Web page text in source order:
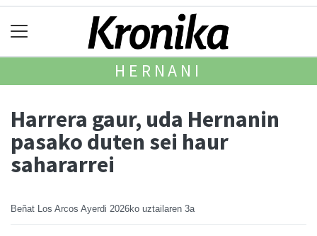
HERNANI
Harrera gaur, uda Hernanin
pasako duten sei haur
sahararrei
Beñat Los Arcos Ayerdi 2026ko uztailaren 3a